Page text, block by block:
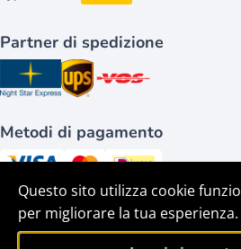
Questo sito utilizza cookie
per migliorare la tua esperienza.
Partner di spedizione
Metodi di pagamento
Seguiteci su